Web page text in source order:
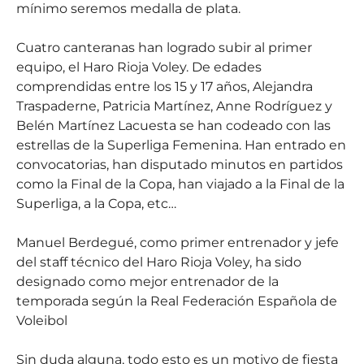
mínimo seremos medalla de plata.
Cuatro canteranas han logrado subir al primer
equipo, el Haro Rioja Voley. De edades
comprendidas entre los 15 y 17 años, Alejandra
Traspaderne, Patricia Martínez, Anne Rodríguez y
Belén Martínez Lacuesta se han codeado con las
estrellas de la Superliga Femenina. Han entrado en
convocatorias, han disputado minutos en partidos
como la Final de la Copa, han viajado a la Final de la
Superliga, a la Copa, etc…
Manuel Berdegué, como primer entrenador y jefe
del staff técnico del Haro Rioja Voley, ha sido
designado como mejor entrenador de la
temporada según la Real Federación Española de
Voleibol
Sin duda alguna, todo esto es un motivo de fiesta